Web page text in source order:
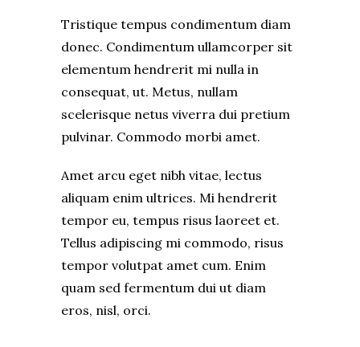
Tristique tempus condimentum diam
donec. Condimentum ullamcorper sit
elementum hendrerit mi nulla in
consequat, ut. Metus, nullam
scelerisque netus viverra dui pretium
pulvinar. Commodo morbi amet.
Amet arcu eget nibh vitae, lectus
aliquam enim ultrices. Mi hendrerit
tempor eu, tempus risus laoreet et.
Tellus adipiscing mi commodo, risus
tempor volutpat amet cum. Enim
quam sed fermentum dui ut diam
eros, nisl, orci.